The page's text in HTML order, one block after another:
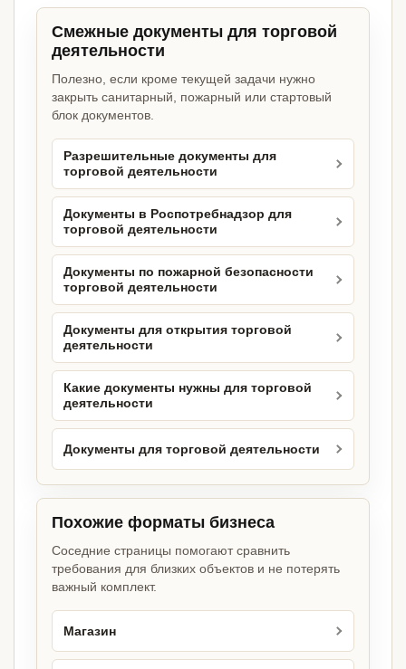
Смежные документы для торговой
деятельности
Полезно, если кроме текущей задачи нужно
закрыть санитарный, пожарный или стартовый
блок документов.
Разрешительные документы для
торговой деятельности
Документы в Роспотребнадзор для
торговой деятельности
Документы по пожарной безопасности
торговой деятельности
Документы для открытия торговой
деятельности
Какие документы нужны для торговой
деятельности
Документы для торговой деятельности
Похожие форматы бизнеса
Соседние страницы помогают сравнить
требования для близких объектов и не потерять
важный комплект.
Магазин